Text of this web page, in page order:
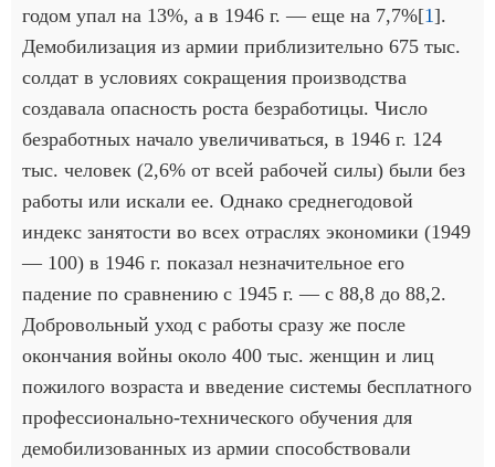
годом упал на 13%, а в 1946 г. — еще на 7,7%[1].
Демобилизация из армии приблизительно 675 тыс.
солдат в условиях сокращения производства
создавала опасность роста безработицы. Число
безработных начало увеличиваться, в 1946 г. 124
тыс. человек (2,6% от всей рабочей силы) были без
работы или искали ее. Однако среднегодовой
индекс занятости во всех отраслях экономики (1949
— 100) в 1946 г. показал незначительное его
падение по сравнению с 1945 г. — с 88,8 до 88,2.
Добровольный уход с работы сразу же после
окончания войны около 400 тыс. женщин и лиц
пожилого возраста и введение системы бесплатного
профессионально-технического обучения для
демобилизованных из армии способствовали